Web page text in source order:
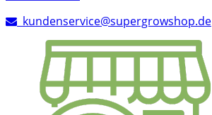
kundenservice@supergrowshop.de